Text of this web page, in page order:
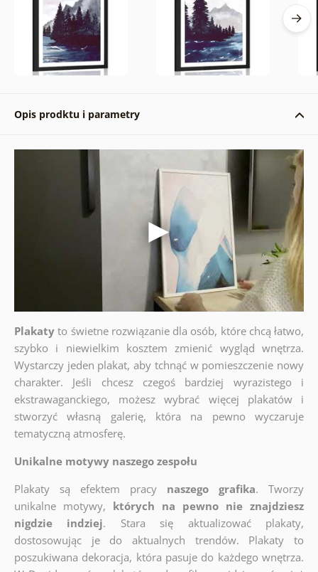
Opis prodktu i parametry
Plakaty to świetne rozwiązanie dla osób, które chcą łatwo,
szybko i niewielkim kosztem zmienić wygląd wnętrza.
Wystarczy jeden plakat, aby tchnąć w pomieszczenie nowy
charakter. Jeśli chcesz czegoś bardziej wyrazistego i
ekstrawaganckiego, możesz wybrać więcej plakatów i
stworzyć własną galerię, która na pewno wyczaruje
tematyczną atmosferę.
Unikalne motywy naszego zespołu
Plakaty są efektem pracy
naszego grafika. Tworzy
unikalne motywy, których na pewno nie znajdziesz
nigdzie indziej. Stara się aktualizować plakaty,
dostosowując je do aktualnych trendów. Plakaty to
poszukiwana dekoracja, która pasuje do każdego wnętrza.